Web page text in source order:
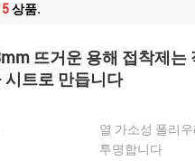
상품.
뜨거운 용해 접착제는
시트로 만듭니다
열 가소성 폴리
투명합니다